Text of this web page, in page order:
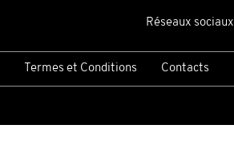
Réseaux sociaux
Termes et Conditions Contacts